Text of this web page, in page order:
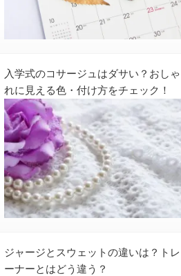
入学式のコサージュはダサい？おしゃ
れに見える色・付け方をチェック！
ジャージとスウェットの違いは？トレ
ーナーとはどう違う？